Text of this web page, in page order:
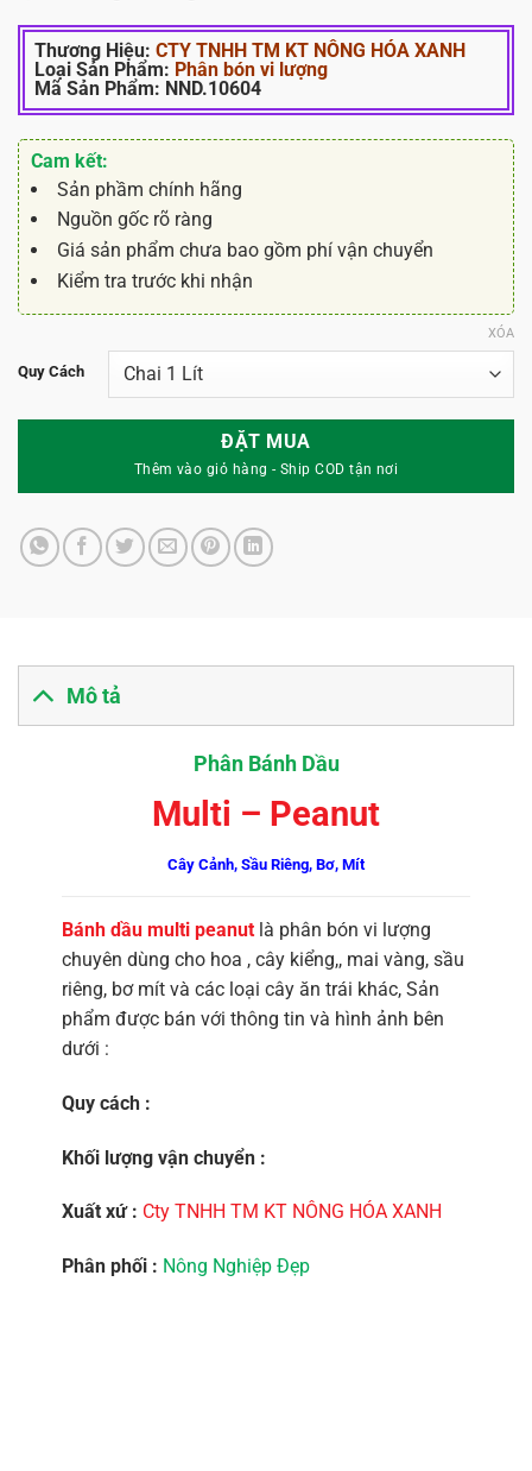
Thương Hiệu: CTY TNHH TM KT NÔNG HÓA XANH
Loại Sản Phẩm: Phân bón vi lượng
Mã Sản Phẩm: NND.10604
Cam kết:
Sản phầm chính hãng
Nguồn gốc rõ ràng
Giá sản phẩm chưa bao gồm phí vận chuyển
Kiểm tra trước khi nhận
Quy Cách
XÓA
ĐẶT MUA
Mô tả
Phân Bánh Dầu
Multi – Peanut
Cây Cảnh, Sầu Riêng, Bơ, Mít
Bánh dầu multi peanutlà phân bón vi lượng
chuyên dùng cho hoa , cây kiểng,, mai vàng, sầu
riêng, bơ mít và các loại cây ăn trái khác, Sản
phẩm được bán với thông tin và hình ảnh bên
dưới :
Quy cách :
Khối lượng vận chuyển :
Xuất xứ : Cty TNHH TM KT NÔNG HÓA XANH
Phân phối : Nông Nghiệp Đẹp